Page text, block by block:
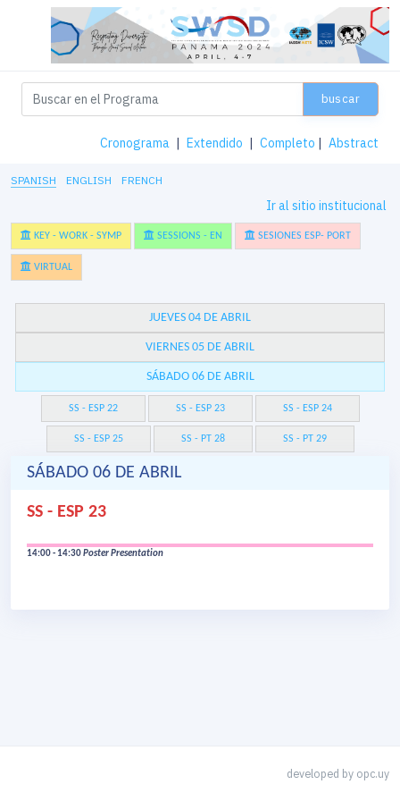
buscar
Cronograma | Extendido | Completo | Abstract
SPANISH ENGLISH FRENCH
Ir al sitio institucional
KEY - WORK - SYMP SESSIONS - EN SESIONES ESP- PORT
VIRTUAL
JUEVES 04 DE ABRIL
VIERNES 05 DE ABRIL
SÁBADO 06 DE ABRIL
SS - ESP 22 SS - ESP 23 SS - ESP 24
SS - ESP 25 SS - PT 28 SS - PT 29
SÁBADO 06 DE ABRIL
SS - ESP 23
14:00 - 14:30Poster Presentation
developed by opc.uy